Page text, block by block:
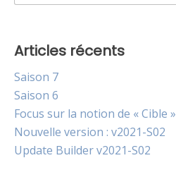
Articles récents
Saison 7
Saison 6
Focus sur la notion de « Cible »
Nouvelle version : v2021-S02
Update Builder v2021-S02